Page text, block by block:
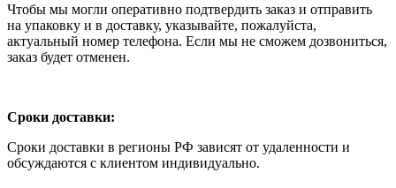
Чтобы мы могли оперативно подтвердить заказ и отправить
на упаковку и в доставку, указывайте, пожалуйста,
актуальный номер телефона. Если мы не сможем дозвониться,
заказ будет отменен.
Сроки доставки:
Сроки доставки в регионы РФ зависят от удаленности и
обсуждаются с клиентом индивидуально.